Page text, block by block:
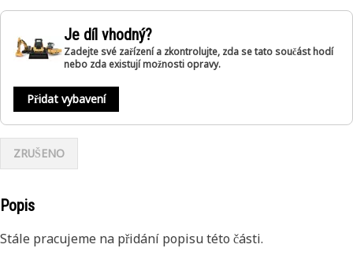
Je díl vhodný?
Zadejte své zařízení a zkontrolujte, zda se tato součást hodí
nebo zda existují možnosti opravy.
Přidat vybavení
ZRUŠENO
Popis
Stále pracujeme na přidání popisu této části.